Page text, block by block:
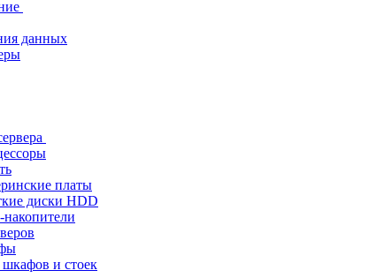
данных
платы
диски HDD
и стоек